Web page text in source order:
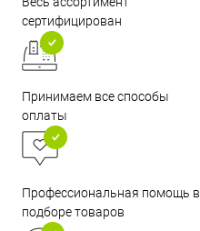
сертифицирован
Принимаем все способы
оплаты
Профессиональная помощь в
подборе товаров